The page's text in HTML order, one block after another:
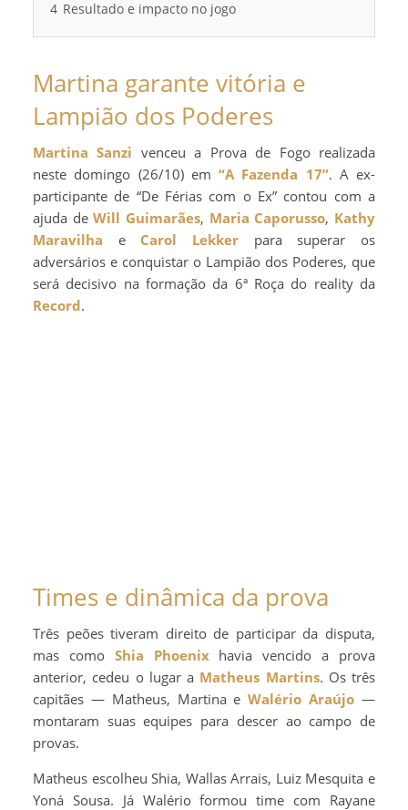
4 Resultado e impacto no jogo
Martina garante vitória e
Lampião dos Poderes
Martina Sanzi venceu a Prova de Fogo realizada
neste domingo (26/10) em “A Fazenda 17”. A ex-
participante de “De Férias com o Ex” contou com a
ajuda deWill Guimarães, Maria Caporusso, Kathy
Maravilha e Carol Lekker para superar os
adversários e conquistar o Lampião dos Poderes, que
será decisivo na formação da 6ª Roça do reality da
Record.
Times e dinâmica da prova
Três peões tiveram direito de participar da disputa,
mas como Shia Phoenixhavia vencido a prova
anterior, cedeu o lugar a Matheus Martins. Os três
capitães — Matheus, Martina eWalério Araújo —
montaram suas equipes para descer ao campo de
provas.
Matheus escolheu Shia, Wallas Arrais, Luiz Mesquita e
Yoná Sousa. Já Walério formou time com Rayane